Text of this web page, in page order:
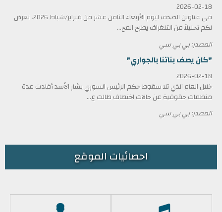
2026-02-18
في عناوين الصحف ليوم الأربعاء الثامن عشر من فبراير/شباط 2026، نعرض
لكم تحليلاً من التلغراف يطرح المخ...
المصدر: بي بي سي
"كان يصف بناتنا بالجواري"
2026-02-18
خلال العام الذي تلا سقوط حكم الرئيس السوري بشار الأسد أفادت عدة
منظمات حقوقية عن حالات اختطاف طالت ع...
المصدر: بي بي سي
احصائيات الموقع